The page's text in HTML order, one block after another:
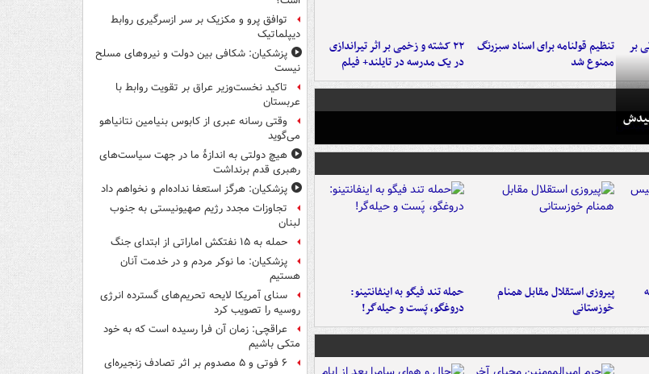
تیر برق ۲ فوتی بر
تنظیم قولنامه برای اسناد سبزرنگ
ممنوع شد
۲۲ کشته و زخمی بر اثر تیراندازی
در یک مدرسه در تایلند+ فیلم
پیروزی استقلال مقابل همنام
خوزستانی
حمله تند فیگو به اینفانتینو:
دروغگو، پَست‌ و حیله‌گر!
توافق پرو و مکزیک بر سر ازسرگیری روابط
دیپلماتیک
پزشکیان: شکافی بین دولت و نیروهای مسلح
نیست
تاکید نخست‌وزیر عراق بر تقویت روابط با
عربستان
وقتی رسانه عبری از کابوس بنیامین نتانیاهو
می‌گوید
هیچ دولتی به اندازۀ ما در جهت سیاست‌های
رهبری قدم برنداشت
پزشکیان: هرگز استعفا نداده‌ام و نخواهم داد
تجاوزات مجدد رژیم صهیونیستی به جنوب
لبنان
حمله به ۱۵ نفتکش‌ اماراتی از ابتدای جنگ
پزشکیان: ما نوکر مردم و در خدمت آنان
هستیم
سنای آمریکا لایحه تحریم‌های گسترده انرژی
روسیه را تصویب کرد
عراقچی: زمان آن فرا رسیده است که به خود
متکی باشیم
۶ فوتی و ۵ مصدوم بر اثر تصادف زنجیره‌ای